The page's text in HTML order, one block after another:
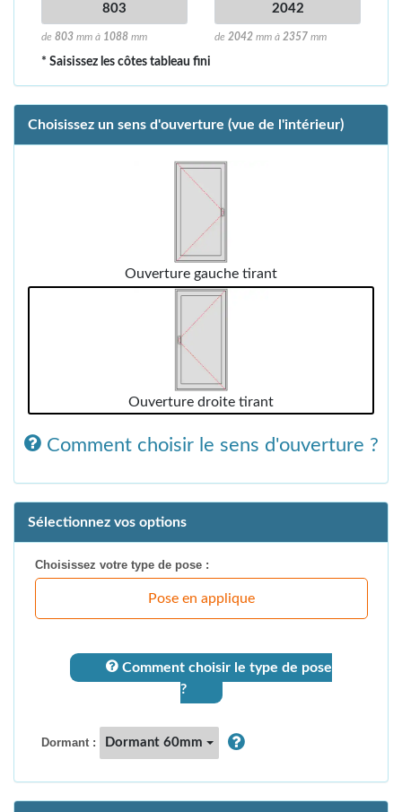
de 803 mm à 1088 mm de 2042 mm à 2357 mm
* Saisissez les côtes tableau fini
Choisissez un sens d'ouverture (vue de l'intérieur)
Ouverture gauche tirant
Ouverture droite tirant
Comment choisir le sens d'ouverture ?
Sélectionnez vos options
Choisissez votre type de pose :
Pose en applique
Comment choisir le type de pose
?
Dormant : Dormant 60mm